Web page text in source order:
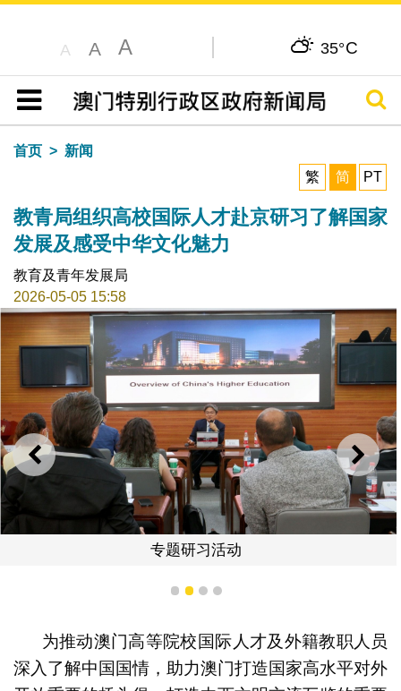
A A A 35°C
目录
搜寻
首页
新闻
繁
简 PT
教青局组织高校国际人才赴京研习了解国家
发展及感受中华文化魅力
教育及青年发展局
2026-05-05 15:58
上一则 下一
专题研习活动
1 2 3 4
为推动澳门高等院校国际人才及外籍教职人员
深入了解中国国情，助力澳门打造国家高水平对外